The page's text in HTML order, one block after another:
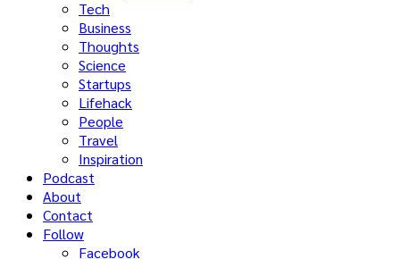
Tech
Business
Thoughts
Science
Startups
Lifehack
People
Travel
Inspiration
Podcast
About
Contact
Follow
Facebook